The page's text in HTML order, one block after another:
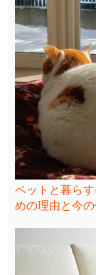
ペットと暮ら
めの理由と今